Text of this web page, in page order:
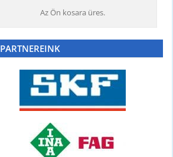
Az Ön kosara üres.
PARTNEREINK